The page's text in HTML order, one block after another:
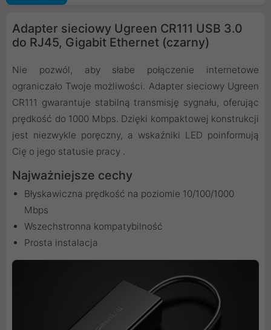
Adapter sieciowy Ugreen CR111 USB 3.0
do RJ45, Gigabit Ethernet (czarny)
Nie pozwól, aby słabe połączenie internetowe
ograniczało Twoje możliwości. Adapter sieciowy Ugreen
CR111 gwarantuje stabilną transmisję sygnału, oferując
prędkość do 1000 Mbps. Dzięki kompaktowej konstrukcji
jest niezwykle poręczny, a wskaźniki LED poinformują
Cię o jego statusie pracy .
Najważniejsze cechy
Błyskawiczna prędkość na poziomie 10/100/1000
Mbps
Wszechstronna kompatybilność
Prosta instalacja